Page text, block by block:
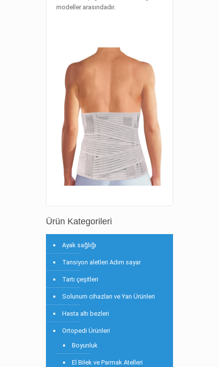
modeller arasındadır.
Ürün Kategorileri
Ayak sağlığı
Tansiyon aletleri Adım sayar
Tartı çeşitleri
Solunum cihazları ve Yan Ürünleri
Hasta altı bezleri
Ortopedi Ürünleri
Boyunluk
El Bilek ve Parmak Atelleri